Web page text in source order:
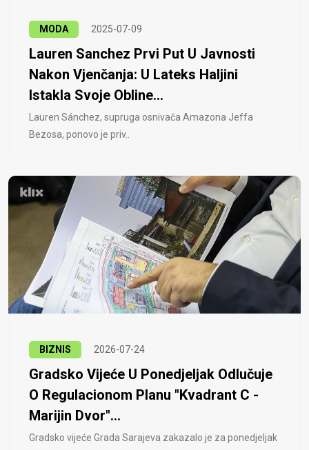
MODA 2025-07-09
Lauren Sanchez Prvi Put U Javnosti
Nakon Vjenčanja: U Lateks Haljini
Istakla Svoje Obline...
Lauren Sánchez, supruga osnivača Amazona Jeffa
Bezosa, ponovo je priv..
BIZNIS 2026-07-24
Gradsko Vijeće U Ponedjeljak Odlučuje
O Regulacionom Planu "Kvadrant C -
Marijin Dvor"...
Gradsko vijeće Grada Sarajeva zakazalo je za ponedjeljak